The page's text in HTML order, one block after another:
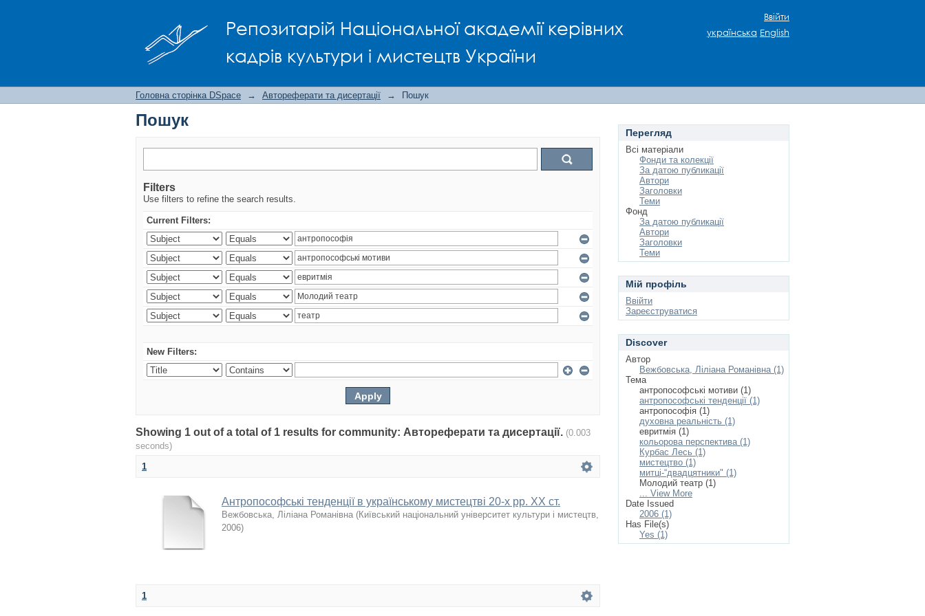
Репозитарій Національної академії керівних
кадрів культури і мистецтв України
Ввійти
українська English
Головна сторінка DSpace → Автореферати та дисертації → Пошук
Пошук
Filters
Use filters to refine the search results.
Current Filters:
New Filters:
Showing 1 out of a total of 1 results for community: Автореферати та дисертації. (0.003
seconds)
1
Антропософські тенденції в українському мистецтві 20-х рр. ХХ ст.
Вежбовська, Ліліана Романівна (Київський національний університет культури і мистецтв,
2006)
1
Перегляд
Всі матеріали
Фонди та колекції
За датою публикації
Автори
Заголовки
Теми
Фонд
За датою публикації
Автори
Заголовки
Теми
Мій профіль
Ввійти
Зареєструватися
Discover
Автор
Вежбовська, Ліліана Романівна (1)
Тема
антропософські мотиви (1)
антропософські тенденції (1)
антропософія (1)
духовна реальність (1)
евритмія (1)
кольорова перспектива (1)
Курбас Лесь (1)
мистецтво (1)
митці-“двадцятники" (1)
Молодий театр (1)
... View More
Date Issued
2006 (1)
Has File(s)
Yes (1)